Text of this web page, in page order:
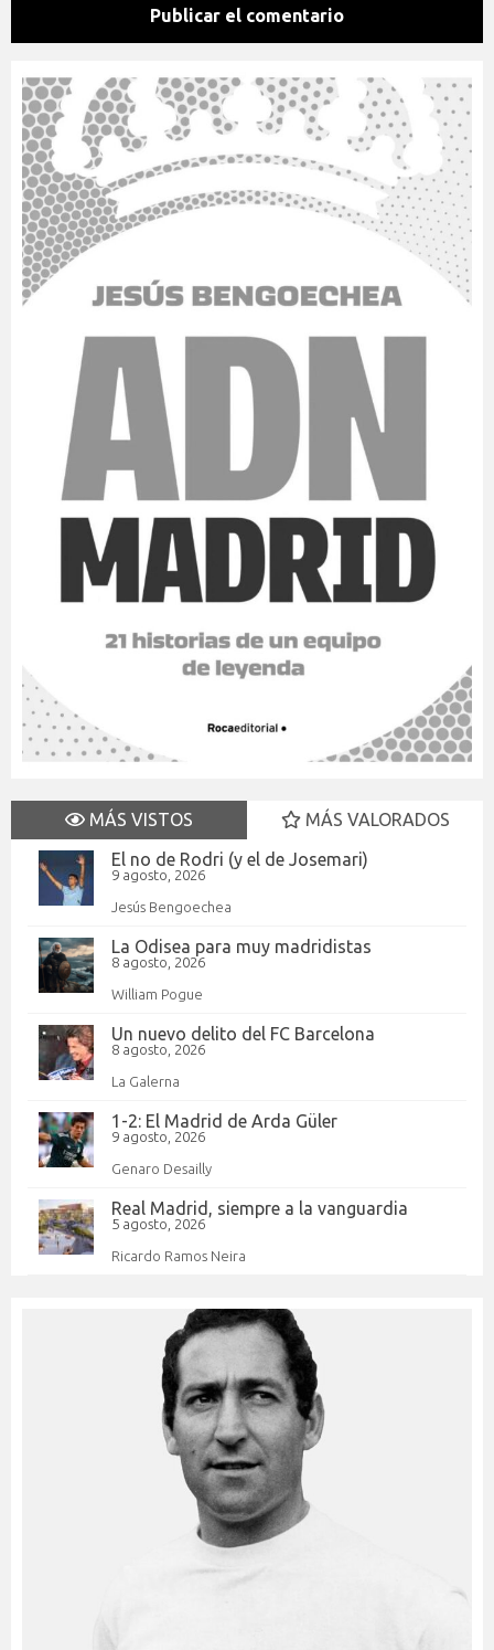
MÁS VISTOS
MÁS VALORADOS
El no de Rodri (y el de Josemari)
9 agosto, 2026
Jesús Bengoechea
La Odisea para muy madridistas
8 agosto, 2026
William Pogue
Un nuevo delito del FC Barcelona
8 agosto, 2026
La Galerna
1-2: El Madrid de Arda Güler
9 agosto, 2026
Genaro Desailly
Real Madrid, siempre a la vanguardia
5 agosto, 2026
Ricardo Ramos Neira